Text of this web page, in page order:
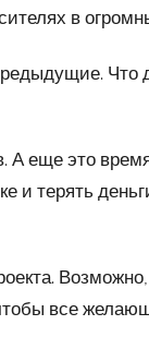
в
Что
А еще это
и терять
все